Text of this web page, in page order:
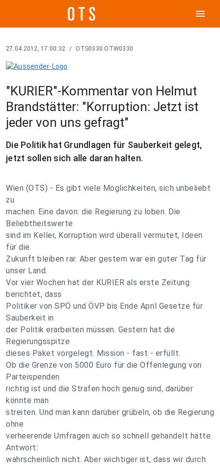
menu
27.04.2012, 17:00:32 / OTS0330 OTW0330
"KURIER"-Kommentar von Helmut
Brandstätter: "Korruption: Jetzt ist
jeder von uns gefragt"
Die Politik hat Grundlagen für Sauberkeit gelegt,
jetzt sollen sich alle daran halten.
Wien (OTS) - Es gibt viele Möglichkeiten, sich unbeliebt
zu
machen. Eine davon: die Regierung zu loben. Die
Beliebtheitswerte
sind im Keller, Korruption wird überall vermutet, Ideen
für die
Zukunft bleiben rar. Aber gestern war ein guter Tag für
unser Land.
Vor vier Wochen hat der KURIER als erste Zeitung
berichtet, dass
Politiker von SPÖ und ÖVP bis Ende April Gesetze für
Sauberkeit in
der Politik erarbeiten müssen. Gestern hat die
Regierungsspitze
dieses Paket vorgelegt. Mission - fast - erfüllt.
Ob die Grenze von 5000 Euro für die Offenlegung von
Parteispenden
richtig ist und die Strafen hoch genug sind, darüber
könnte man
streiten. Und man kann darüber grübeln, ob die Regierung
ohne
verheerende Umfragen auch so schnell gehandelt hätte.
Antwort:
wahrscheinlich nicht. Aber wichtiger ist, dass wir durch